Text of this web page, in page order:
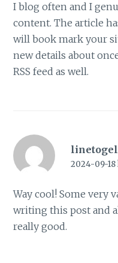
I blog often and I
content. The article
will book mark your
new details about
RSS feed as well.
2024-09-18
Way cool! Some very
writing this post and
really good.